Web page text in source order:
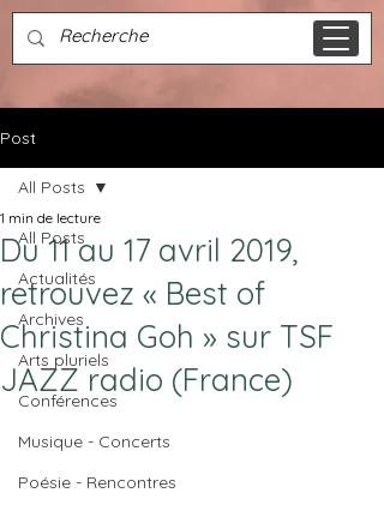
Post
All Posts
Actualités
Archives
Arts pluriels
Conférences
Musique - Concerts
Poésie - Rencontres
All Posts
Du 11 au 17 avril 2019,
retrouvez « Best of
Christina Goh » sur TSF
JAZZ radio (France)
1 min de lecture